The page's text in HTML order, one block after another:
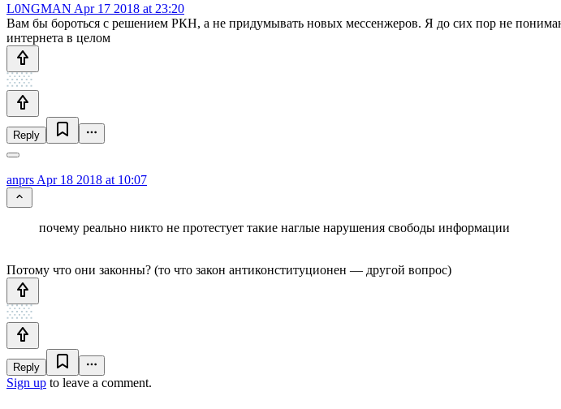
L0NGMAN Apr 17 2018 at 23:20
Вам бы бороться с решением РКН, а не придумывать новых мессенжеров. Я до сих пор не
интернета в целом
Reply
anprs Apr 18 2018 at 10:07
почему реально никто не протестует такие наглые нарушения свободы информации
Потому что они законны? (то что закон антиконституционен — другой вопрос)
Reply
Sign up to leave a comment.